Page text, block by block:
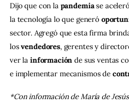
Dijo que con la pandemia se
la tecnología lo que generó
sector. Agregó que esta firma
los vendedores, gerentes y
ver la información de sus ventas
e implementar mecanismos de
*Con información de María de